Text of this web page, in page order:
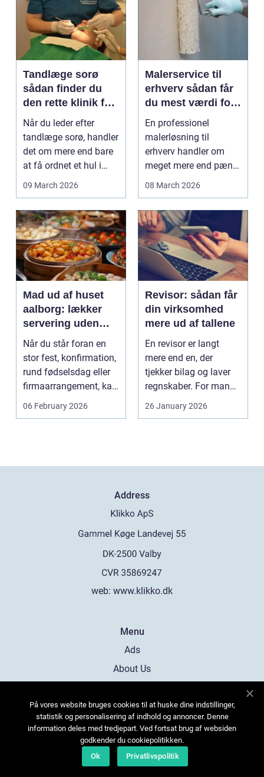
Tandlæge sorø
sådan finder du
den rette klinik for
dig
Når du leder efter
tandlæge sorø, handler
det om mere end bare
at få ordnet et hul i
tanden. For man...
09 March 2026
Malerservice til
erhverv sådan får
du mest værdi for
pengene
En professionel
malerløsning til
erhverv handler om
meget mere end pæne
vægge. Malerarbejde
08 March 2026
Mad ud af huset
aalborg: lækker
servering uden
stress
Når du står foran en
stor fest, konfirmation,
rund fødselsdag eller
firmaarrangement, kan
planlægnin...
06 February 2026
Revisor: sådan får
din virksomhed
mere ud af tallene
En revisor er langt
mere end en, der
tjekker bilag og laver
regnskaber. For mange
mindre og mellemst...
26 January 2026
Address
web: www.klikko.dk
Menu
Ads
About Us
Contact
Sitemap
På vores website bruges cookies til at huske dine indstillinger,
statistik og personalisering af indhold og annoncer. Denne
information deles med tredjepart. Ved fortsat brug af websiden
godkender du cookiepolitikken.
Ok
Privatlivspolitik